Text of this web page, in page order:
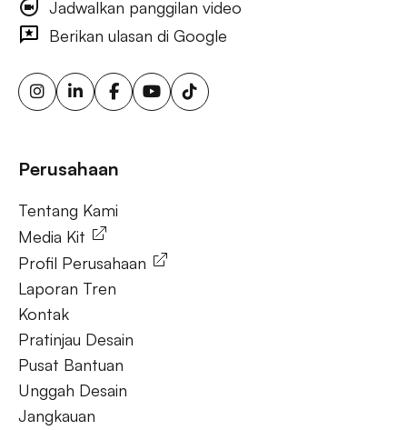
iklan visibilitas merek luar ruang, iklan papan reklame
bertarget, layar iklan digital, iklan papan reklame urban, iklan
ooh yang dipicu cuaca, papan reklame sensor gerak,
solusi ooh fleksibel, iklan luar ruang berkelanjutan, papan
reklame energi terbarukan, papan reklame tenaga surya,
ooh untuk bisnis kecil, aktivasi merek luar ruang.
Tentang Kami
Jadwalkan panggilan video
Berikan ulasan di Google
Perusahaan
Tentang Kami
Media Kit
Profil Perusahaan
Laporan Tren
Kontak
Pratinjau Desain
Pusat Bantuan
Unggah Desain
Jangkauan